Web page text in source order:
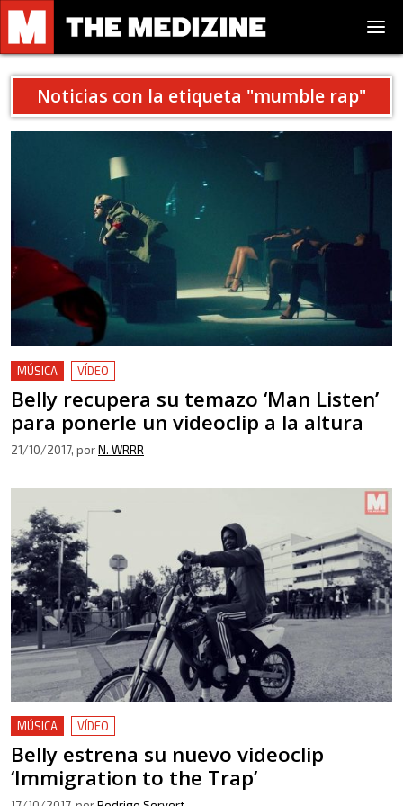
Noticias con la etiqueta "mumble rap"
MÚSICA VÍDEO
Belly recupera su temazo ‘Man Listen’
para ponerle un videoclip a la altura
21/10/2017, porN. WRRR
MÚSICA VÍDEO
Belly estrena su nuevo videoclip
‘Immigration to the Trap’